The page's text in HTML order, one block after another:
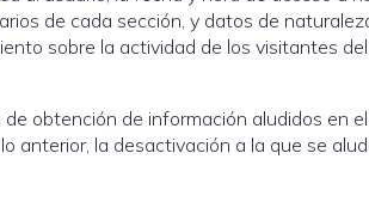
de cada sección, y datos de
sobre la actividad de los visitantes
obtención de información aludidos en
anterior, la desactivación a la que se